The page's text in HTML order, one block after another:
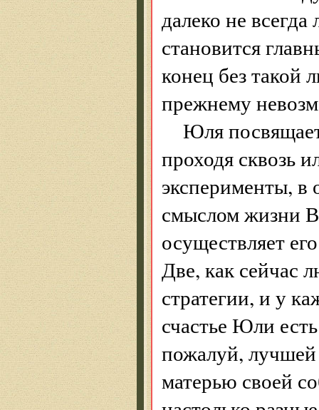
далеко не
становится
конец без такой
прежнему
Юля
проходя сквозь
эксперименты,
смыслом жизни
осуществляет
Две, как сейчас
стратегии, и у
счастье Юли
пожалуй,
матерью своей